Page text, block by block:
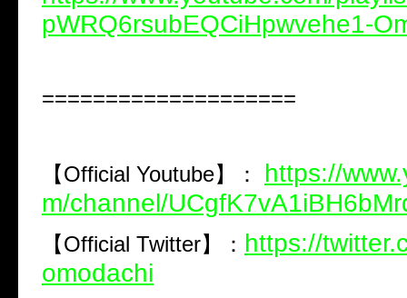
pWRQ6rsubEQCiHpwvehe1-
====================
【Official Youtube】：
https://
m/channel/
【Official Twitter】： https://
omodachi